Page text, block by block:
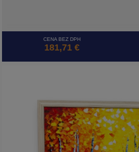
CENA BEZ DPH
181,71 €